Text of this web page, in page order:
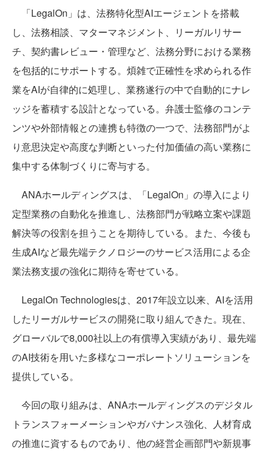
「LegalOn」は、法務特化型AIエージェントを搭載
し、法務相談、マターマネジメント、リーガルリサー
チ、契約書レビュー・管理など、法務分野における業務
を包括的にサポートする。煩雑で正確性を求められる作
業をAIが自律的に処理し、業務遂行の中で自動的にナレ
ッジを蓄積する設計となっている。弁護士監修のコンテ
ンツや外部情報との連携も特徴の一つで、法務部門がよ
り意思決定や高度な判断といった付加価値の高い業務に
集中する体制づくりに寄与する。
ANAホールディングスは、「LegalOn」の導入により
定型業務の自動化を推進し、法務部門が戦略立案や課題
解決等の役割を担うことを期待している。また、今後も
生成AIなど最先端テクノロジーのサービス活用による企
業法務支援の強化に期待を寄せている。
LegalOn Technologiesは、2017年設立以来、AIを活用
したリーガルサービスの開発に取り組んできた。現在、
グローバルで8,000社以上の有償導入実績があり、最先端
のAI技術を用いた多様なコーポレートソリューションを
提供している。
今回の取り組みは、ANAホールディングスのデジタル
トランスフォーメーションやガバナンス強化、人材育成
の推進に資するものであり、他の経営企画部門や新規事